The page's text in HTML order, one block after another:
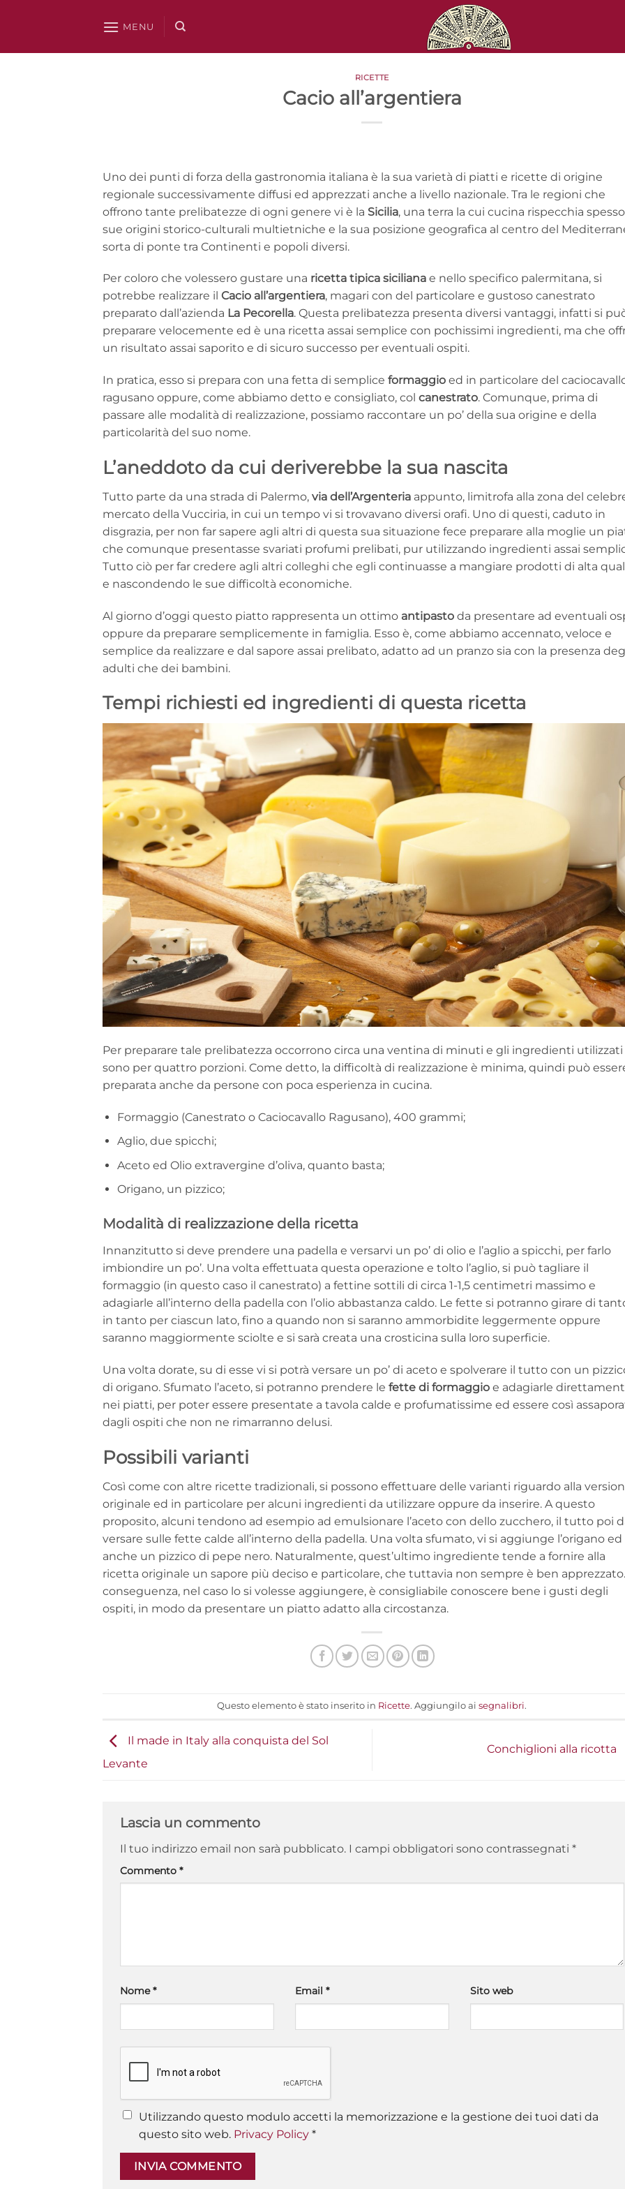
MENU
RICETTE
Cacio all’argentiera
Uno dei punti di forza della gastronomia italiana è la sua varietà di piatti e ricette di origine
regionale successivamente diffusi ed apprezzati anche a livello nazionale. Tra le regioni che
offrono tante prelibatezze di ogni genere vi è la Sicilia, una terra la cui cucina rispecchia
sue origini storico-culturali multietniche e la sua posizione geografica al centro del
sorta di ponte tra Continenti e popoli diversi.
Per coloro che volessero gustare una ricetta tipica siciliana e nello specifico palermitana, si
potrebbe realizzare il Cacio all’argentiera, magari con del particolare e gustoso canestrato
preparato dall’azienda La Pecorella. Questa prelibatezza presenta diversi vantaggi, infatti si
preparare velocemente ed è una ricetta assai semplice con pochissimi ingredienti, ma che
un risultato assai saporito e di sicuro successo per eventuali ospiti.
In pratica, esso si prepara con una fetta di semplice formaggio ed in particolare del
ragusano oppure, come abbiamo detto e consigliato, col canestrato. Comunque, prima di
passare alle modalità di realizzazione, possiamo raccontare un po’ della sua origine e della
particolarità del suo nome.
L’aneddoto da cui deriverebbe la sua nascita
Tutto parte da una strada di Palermo, via dell’Argenteria appunto, limitrofa alla zona del
mercato della Vucciria, in cui un tempo vi si trovavano diversi orafi. Uno di questi, caduto in
disgrazia, per non far sapere agli altri di questa sua situazione fece preparare alla moglie un
che comunque presentasse svariati profumi prelibati, pur utilizzando ingredienti assai
Tutto ciò per far credere agli altri colleghi che egli continuasse a mangiare prodotti di alta
e nascondendo le sue difficoltà economiche.
Al giorno d’oggi questo piatto rappresenta un ottimo antipasto da presentare ad eventuali
oppure da preparare semplicemente in famiglia. Esso è, come abbiamo accennato, veloce e
semplice da realizzare e dal sapore assai prelibato, adatto ad un pranzo sia con la presenza
adulti che dei bambini.
Tempi richiesti ed ingredienti di questa ricetta
Per preparare tale prelibatezza occorrono circa una ventina di minuti e gli ingredienti utilizzati
sono per quattro porzioni. Come detto, la difficoltà di realizzazione è minima, quindi può
preparata anche da persone con poca esperienza in cucina.
Formaggio (Canestrato o Caciocavallo Ragusano), 400 grammi;
Aglio, due spicchi;
Aceto ed Olio extravergine d’oliva, quanto basta;
Origano, un pizzico;
Modalità di realizzazione della ricetta
Innanzitutto si deve prendere una padella e versarvi un po’ di olio e l’aglio a spicchi, per farlo
imbiondire un po’. Una volta effettuata questa operazione e tolto l’aglio, si può tagliare il
formaggio (in questo caso il canestrato) a fettine sottili di circa 1-1,5 centimetri massimo e
adagiarle all’interno della padella con l’olio abbastanza caldo. Le fette si potranno girare di
in tanto per ciascun lato, fino a quando non si saranno ammorbidite leggermente oppure
saranno maggiormente sciolte e si sarà creata una crosticina sulla loro superficie.
Una volta dorate, su di esse vi si potrà versare un po’ di aceto e spolverare il tutto con un
di origano. Sfumato l’aceto, si potranno prendere le fette di formaggio e adagiarle
nei piatti, per poter essere presentate a tavola calde e profumatissime ed essere così
dagli ospiti che non ne rimarranno delusi.
Possibili varianti
Così come con altre ricette tradizionali, si possono effettuare delle varianti riguardo alla
originale ed in particolare per alcuni ingredienti da utilizzare oppure da inserire. A questo
proposito, alcuni tendono ad esempio ad emulsionare l’aceto con dello zucchero, il tutto poi
versare sulle fette calde all’interno della padella. Una volta sfumato, vi si aggiunge l’origano ed
anche un pizzico di pepe nero. Naturalmente, quest’ultimo ingrediente tende a fornire alla
ricetta originale un sapore più deciso e particolare, che tuttavia non sempre è ben
conseguenza, nel caso lo si volesse aggiungere, è consigliabile conoscere bene i gusti degli
ospiti, in modo da presentare un piatto adatto alla circostanza.
Questo elemento è stato inserito in Ricette. Aggiungilo aisegnalibri.
Il made in Italy alla conquista del Sol
Levante
Conchiglioni alla ricotta
Lascia un commento
Il tuo indirizzo email non sarà pubblicato. I campi obbligatori sono contrassegnati *
Commento *
Nome* Email * Sito web
Utilizzando questo modulo accetti la memorizzazione e la gestione dei tuoi dati da
questo sito web. Privacy Policy *